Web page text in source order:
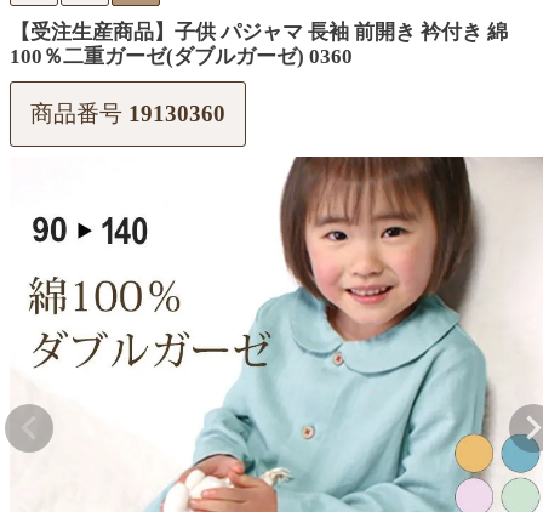
【受注生産商品】子供 パジャマ 長袖 前開き 衿付き 綿
100％二重ガーゼ(ダブルガーゼ) 0360
商品番号 19130360